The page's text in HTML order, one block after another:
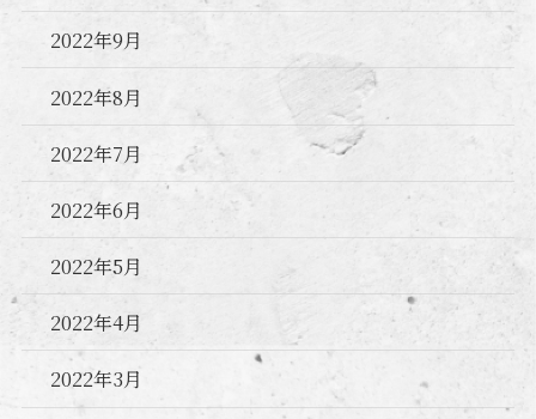
2022年9月
2022年8月
2022年7月
2022年6月
2022年5月
2022年4月
2022年3月